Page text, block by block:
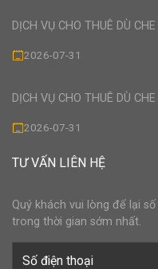
DỊCH VỤ CHO THUÊ DÙ
2026-07-31
DỊCH VỤ CHO THUÊ DÙ
2026-07-31
TƯ VẤN LIÊN HỆ
Quý khách vui lòng để lại
trong thời gian sớm nhất.